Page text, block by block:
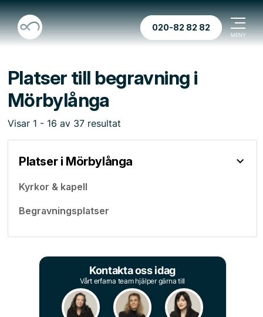
020-82 82 82
Platser till begravning i
Mörbylånga
Visar 1 - 16 av 37 resultat
Platser i Mörbylånga
Kyrkor & kapell
Begravningsplatser
Kontakta oss idag
Vårt erfarna team hjälper gärna till